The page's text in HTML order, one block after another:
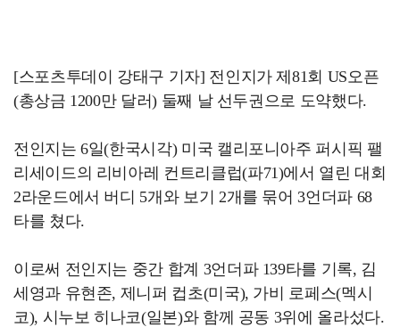
[스포츠투데이 강태구 기자] 전인지가 제81회 US오픈
(총상금 1200만 달러) 둘째 날 선두권으로 도약했다.
전인지는 6일(한국시각) 미국 캘리포니아주 퍼시픽 팰
리세이드의 리비아레 컨트리클럽(파71)에서 열린 대회
2라운드에서 버디 5개와 보기 2개를 묶어 3언더파 68
타를 쳤다.
이로써 전인지는 중간 합계 3언더파 139타를 기록, 김
세영과 유현존, 제니퍼 컵초(미국), 가비 로페스(멕시
코), 시누보 히나코(일본)와 함께 공동 3위에 올라섰다.